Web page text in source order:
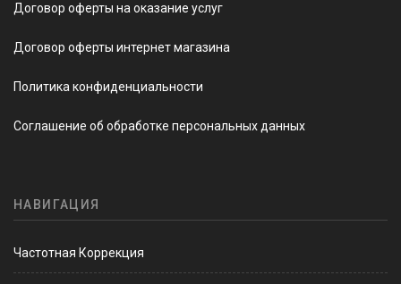
Договор оферты на оказание услуг
Договор оферты интернет магазина
Политика конфиденциальности
Соглашение об обработке персональных данных
НАВИГАЦИЯ
Частотная Коррекция